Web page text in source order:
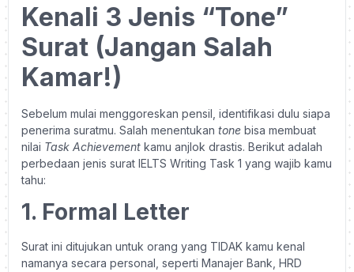
Kenali 3 Jenis “Tone”
Surat (Jangan Salah
Kamar!)
Sebelum mulai menggoreskan pensil, identifikasi dulu siapa
penerima suratmu. Salah menentukan tone bisa membuat
nilai Task Achievement kamu anjlok drastis. Berikut adalah
perbedaan jenis surat IELTS Writing Task 1 yang wajib kamu
tahu:
1. Formal Letter
Surat ini ditujukan untuk orang yang TIDAK kamu kenal
namanya secara personal, seperti Manajer Bank, HRD